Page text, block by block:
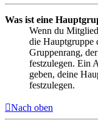
Was ist eine
Wenn du
die Hauptgruppe
Gruppenrang,
festzulegen. Ein
geben, deine
festzulegen.
Nach oben